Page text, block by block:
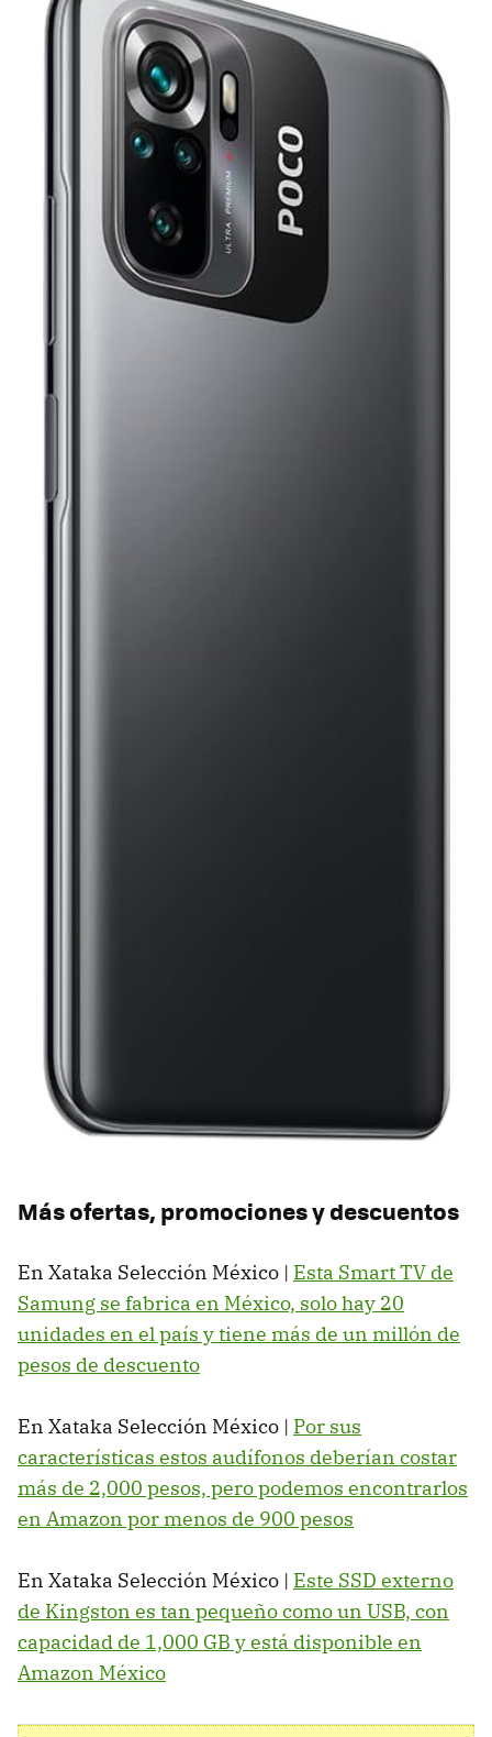
Más ofertas, promociones y descuentos
En Xataka Selección México | Esta Smart TV de
Samung se fabrica en México, solo hay 20
unidades en el país y tiene más de un millón de
pesos de descuento
En Xataka Selección México | Por sus
características estos audífonos deberían costar
más de 2,000 pesos, pero podemos encontrarlos
en Amazon por menos de 900 pesos
En Xataka Selección México | Este SSD externo
de Kingston es tan pequeño como un USB, con
capacidad de 1,000 GB y está disponible en
Amazon México